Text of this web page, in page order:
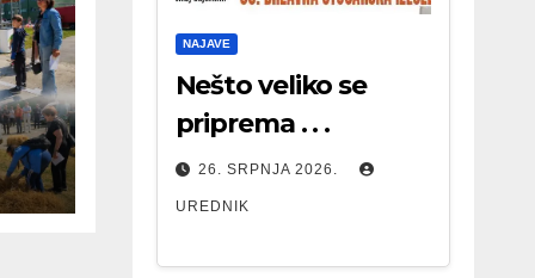
NAJAVE
Nešto veliko se
priprema . . .
26. SRPNJA 2026.
UREDNIK